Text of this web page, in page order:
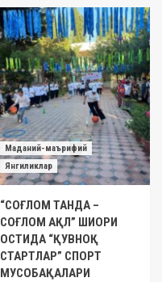
Маданий-маърифий
Янгиликлар
“СОҒЛОМ ТАНДА –
СОҒЛОМ АҚЛ” ШИОРИ
ОСТИДА “ҚУВНОҚ
СТАРТЛАР” СПОРТ
МУСОБАҚАЛАРИ